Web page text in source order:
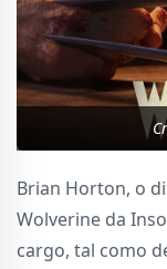
Brian Horton, o
Wolverine da
cargo, tal como